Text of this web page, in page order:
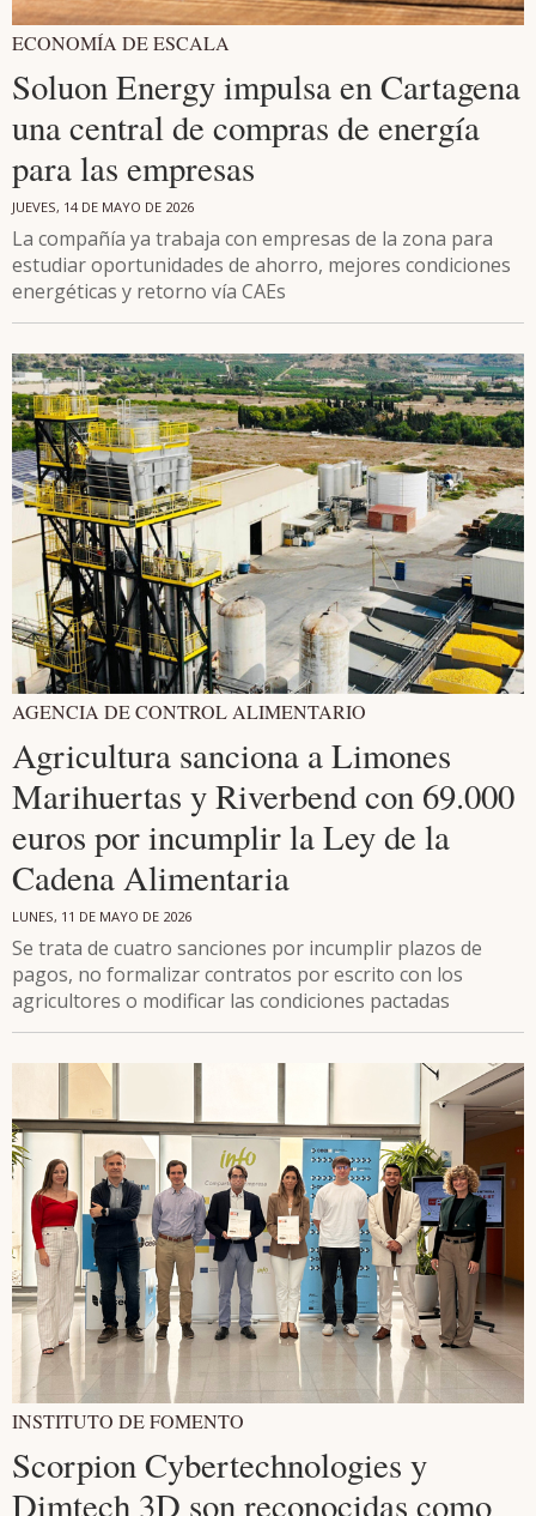
ECONOMÍA DE ESCALA
Soluon Energy impulsa en Cartagena
una central de compras de energía
para las empresas
JUEVES, 14 DE MAYO DE 2026
La compañía ya trabaja con empresas de la zona para
estudiar oportunidades de ahorro, mejores condiciones
energéticas y retorno vía CAEs
AGENCIA DE CONTROL ALIMENTARIO
Agricultura sanciona a Limones
Marihuertas y Riverbend con 69.000
euros por incumplir la Ley de la
Cadena Alimentaria
LUNES, 11 DE MAYO DE 2026
Se trata de cuatro sanciones por incumplir plazos de
pagos, no formalizar contratos por escrito con los
agricultores o modificar las condiciones pactadas
INSTITUTO DE FOMENTO
Scorpion Cybertechnologies y
Dimtech 3D son reconocidas como